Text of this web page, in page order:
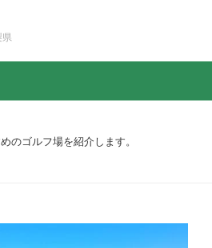
県
のゴルフ場を紹介します。